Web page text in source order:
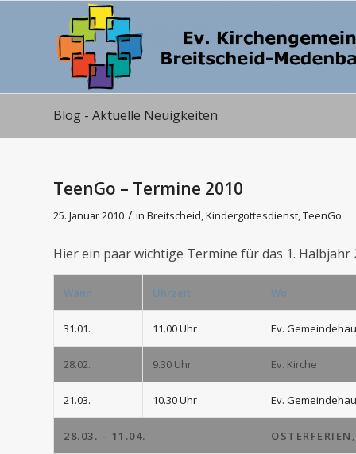
Blog - Aktuelle Neuigkeiten
TeenGo – Termine 2010
25. Januar 2010 / in Breitscheid,Kindergottesdienst,TeenGo
Hier ein paar wichtige Termine für das 1.
Wann Uhrzeit Wo
31.01. 11.00 Uhr Ev.
28.02. 9.30 Uhr Ev. Kirche
21.03. 10.30 Uhr Ev.
28.03. – 11.04.